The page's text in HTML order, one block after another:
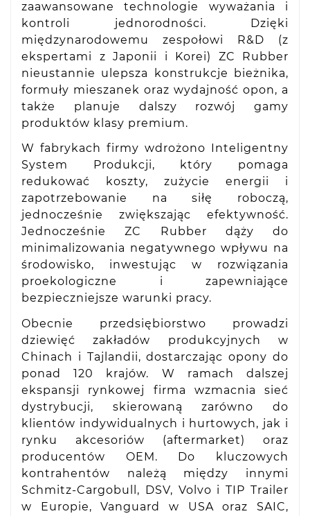
zaawansowane technologie wyważania i
kontroli jednorodności. Dzięki
międzynarodowemu zespołowi R&D (z
ekspertami z Japonii i Korei) ZC Rubber
nieustannie ulepsza konstrukcje bieżnika,
formuły mieszanek oraz wydajność opon, a
także planuje dalszy rozwój gamy
produktów klasy premium.
W fabrykach firmy wdrożono Inteligentny
System Produkcji, który pomaga
redukować koszty, zużycie energii i
zapotrzebowanie na siłę roboczą,
jednocześnie zwiększając efektywność.
Jednocześnie ZC Rubber dąży do
minimalizowania negatywnego wpływu na
środowisko, inwestując w rozwiązania
proekologiczne i zapewniające
bezpieczniejsze warunki pracy.
Obecnie przedsiębiorstwo prowadzi
dziewięć zakładów produkcyjnych w
Chinach i Tajlandii, dostarczając opony do
ponad 120 krajów. W ramach dalszej
ekspansji rynkowej firma wzmacnia sieć
dystrybucji, skierowaną zarówno do
klientów indywidualnych i hurtowych, jak i
rynku akcesoriów (aftermarket) oraz
producentów OEM. Do kluczowych
kontrahentów należą między innymi
Schmitz-Cargobull, DSV, Volvo i TIP Trailer
w Europie, Vanguard w USA oraz SAIC,